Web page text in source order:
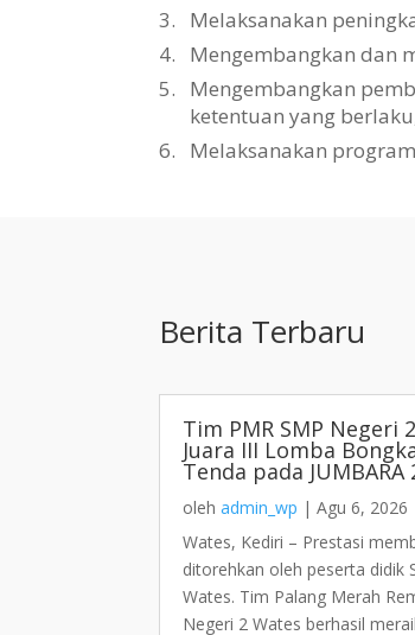
3.
Melaksanakan
4.
Mengembangkan dan
5.
Mengembangkan
ketentuan yang
6.
Melaksanakan
Berita Terbaru
Tim PMR SMP Negeri
Juara III Lomba
Tenda pada JUMBARA
olehadmin_wp |Agu 6, 2026
Wates, Kediri – Prestasi
ditorehkan oleh peserta didik
Wates. Tim Palang Merah
Negeri 2 Wates berhasil